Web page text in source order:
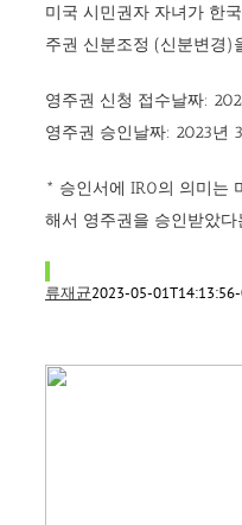
미국 시민권자 자녀가 한
주권 신분조정 (신분변경)
영주권 신청 접수날짜:
영주권 승인날짜: 2023년
* 승인서에 IR0의 의미는
해서 영주권을 승인받았다
류재균2023-05-